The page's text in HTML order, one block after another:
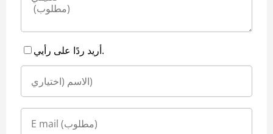
أريد ردًا على رأيي.